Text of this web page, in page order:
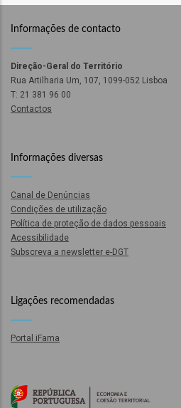
Informações de contacto
Direção-Geral do Território
Rua Artilharia Um, 107, 1099-052 Lisboa
T: 21 381 96 00
Contactos
Informações diversas
Canal de Denúncias
Condições de utilização
Política de proteção de dados pessoais
Acessibilidade
Subscreva a newsletter e-DGT
Ligações recomendadas
Portal iFama